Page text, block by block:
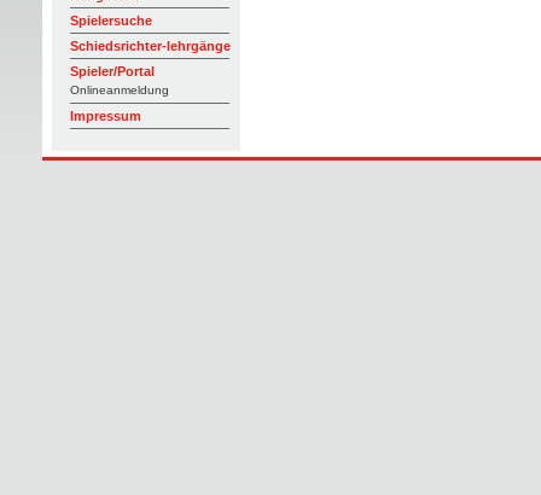
Spielersuche
Schiedsrichter-lehrgänge
Spieler/Portal
Onlineanmeldung
Impressum